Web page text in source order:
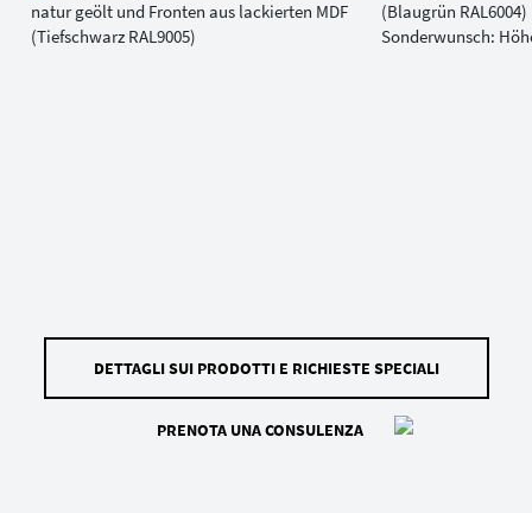
DETTAGLI SUI PRODOTTI E RICHIESTE SPECIALI
PRENOTA UNA CONSULENZA